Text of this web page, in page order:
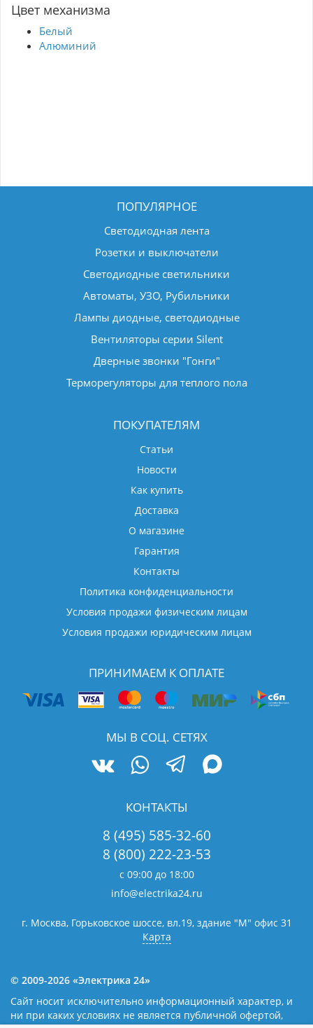
Цвет механизма
Белый
Алюминий
ПОПУЛЯРНОЕ
Светодиодная лента
Розетки и выключатели
Светодиодные светильники
Автоматы, УЗО, Рубильники
Лампы диодные, светодиодные
Вентиляторы серии Silent
Дверные звонки "Гонги"
Терморегуляторы для теплого пола
ПОКУПАТЕЛЯМ
Статьи
Новости
Как купить
Доставка
О магазине
Гарантия
Контакты
Политика конфиденциальности
Условия продажи физическим лицам
Условия продажи юридическим лицам
ПРИНИМАЕМ К ОПЛАТЕ
МЫ В СОЦ. СЕТЯХ
КОНТАКТЫ
8 (495) 585-32-60
8 (800) 222-23-53
с 09:00 до 18:00
info@electrika24.ru
г. Москва, Горьковское шоссе, вл.19, здание "М" офис 31
Карта
© 2009-2026 «Электрика 24»
Сайт носит исключительно информационный характер, и
ни при каких условиях не является публичной офертой,